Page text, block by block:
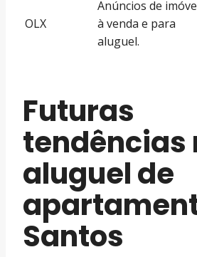
OLX
Anúncios de
à venda e para
aluguel.
Futuras
tendências
aluguel de
Santos